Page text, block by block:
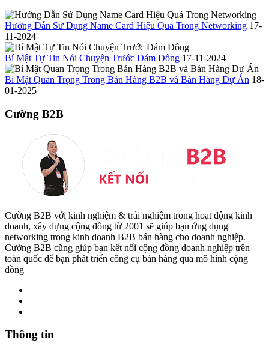
Hướng Dẫn Sử Dụng Name Card Hiệu Quả Trong Networking 17-
11-2024
Bí Mật Tự Tin Nói Chuyện Trước Đám Đông 17-11-2024
Bí Mật Quan Trọng Trong Bán Hàng B2B và Bán Hàng Dự Án 18-
01-2025
Cường B2B
Cường B2B với kinh nghiệm & trải nghiệm trong hoạt động kinh
doanh, xây dựng cộng đồng từ 2001 sẽ giúp bạn ứng dụng
networking trong kinh doanh B2B bán hàng cho doanh nghiệp.
Cường B2B cũng giúp bạn kết nối cộng đồng doanh nghiệp trên
toàn quốc để bạn phát triển công cụ bán hàng qua mô hình cộng
đồng
Thông tin